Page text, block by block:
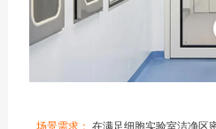
场景需求： 在满足细胞实验室洁净区